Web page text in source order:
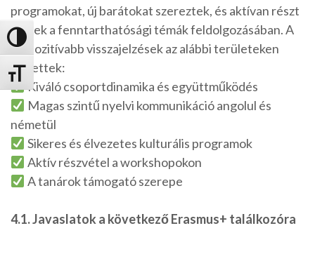
Nagy kontraszt váltása
Betűméret váltása
programokat, új barátokat szereztek, és aktívan részt
vettek a fenntarthatósági témák feldolgozásában. A
legpozitívabb visszajelzések az alábbi területeken
születtek:
Kiváló csoportdinamika és együttműködés
Magas szintű nyelvi kommunikáció angolul és
németül
Sikeres és élvezetes kulturális programok
Aktív részvétel a workshopokon
A tanárok támogató szerepe
4.1. Javaslatok a következő Erasmus+ találkozóra